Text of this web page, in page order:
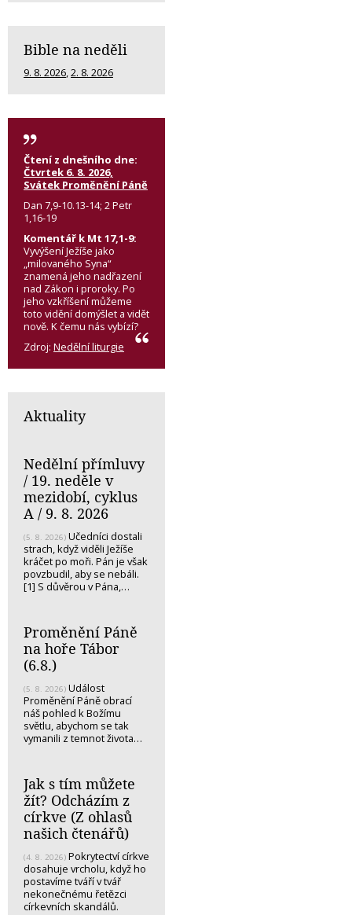
Bible na neděli
9. 8. 2026,2. 8. 2026
Čtení z dnešního dne:
Čtvrtek 6. 8. 2026,
Svátek Proměnění Páně
Dan 7,9-10.13-14; 2 Petr
1,16-19
Komentář k Mt 17,1-9:
Vyvýšení Ježíše jako
„milovaného Syna“
znamená jeho nadřazení
nad Zákon i proroky. Po
jeho vzkříšení můžeme
toto vidění domýšlet a vidět
nově. K čemu nás vybízí?
Zdroj: Nedělní liturgie
Aktuality
Nedělní přímluvy
/ 19. neděle v
mezidobí, cyklus
A / 9. 8. 2026
(5. 8. 2026) Učedníci dostali
strach, když viděli Ježíše
kráčet po moři. Pán je však
povzbudil, aby se nebáli.
[1] S důvěrou v Pána,…
Proměnění Páně
na hoře Tábor
(6.8.)
(5. 8. 2026) Událost
Proměnění Páně obrací
náš pohled k Božímu
světlu, abychom se tak
vymanili z temnot života…
Jak s tím můžete
žít? Odcházím z
církve (Z ohlasů
našich čtenářů)
(4. 8. 2026) Pokrytectví církve
dosahuje vrcholu, když ho
postavíme tváří v tvář
nekonečnému řetězci
církevních skandálů.